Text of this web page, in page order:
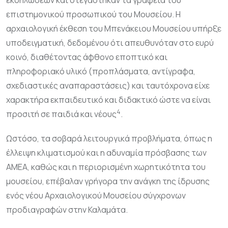
επιστημονικού προσωπικού του Μουσείου. Η
αρχαιολογική έκθεση του Μπενάκειου Μουσείου υπήρξε
υποδειγματική, δεδομένου ότι απευθυνόταν στο ευρύ
κοινό, διαθέτοντας άφθονο εποπτικό και
πληροφοριακό υλικό (προπλάσματα, αντίγραφα,
σχεδιαστικές αναπαραστάσεις) και ταυτόχρονα είχε
χαρακτήρα εκπαιδευτικό και διδακτικό ώστε να είναι
προσιτή σε παιδιά και νέους4.
Ωστόσο, τα σοβαρά λειτουργικά προβλήματα, όπως η
έλλειψη κλιματισμού και η αδυναμία πρόσβασης των
ΑΜΕΑ, καθώς και η περιορισμένη χωρητικότητα του
μουσείου, επέβαλαν γρήγορα την ανάγκη της ίδρυσης
ενός νέου Αρχαιολογικού Μουσείου σύγχρονων
προδιαγραφών στην Καλαμάτα.